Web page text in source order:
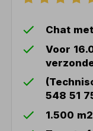
Chat
Voor
548 51
1.500